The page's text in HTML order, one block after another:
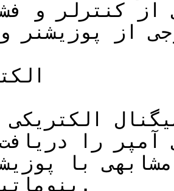
از پوزیشنر
میلی آمپر را